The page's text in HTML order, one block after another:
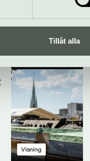
Tillåt alla
Visning